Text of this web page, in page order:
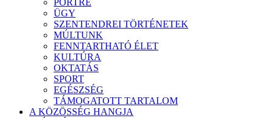
PORTRÉ
ÜGY
SZENTENDREI TÖRTÉNETEK
MÚLTUNK
FENNTARTHATÓ ÉLET
KULTÚRA
OKTATÁS
SPORT
EGÉSZSÉG
TÁMOGATOTT TARTALOM
A KÖZÖSSÉG HANGJA